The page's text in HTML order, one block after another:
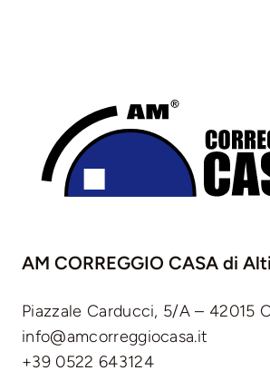
AM CORREGGIO CASA di
Piazzale Carducci, 5/A – 42015
info@amcorreggiocasa.it
+39 0522 643124